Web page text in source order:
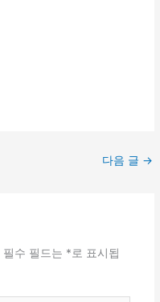
다음 글 →
필수 필드는 *로 표시됩